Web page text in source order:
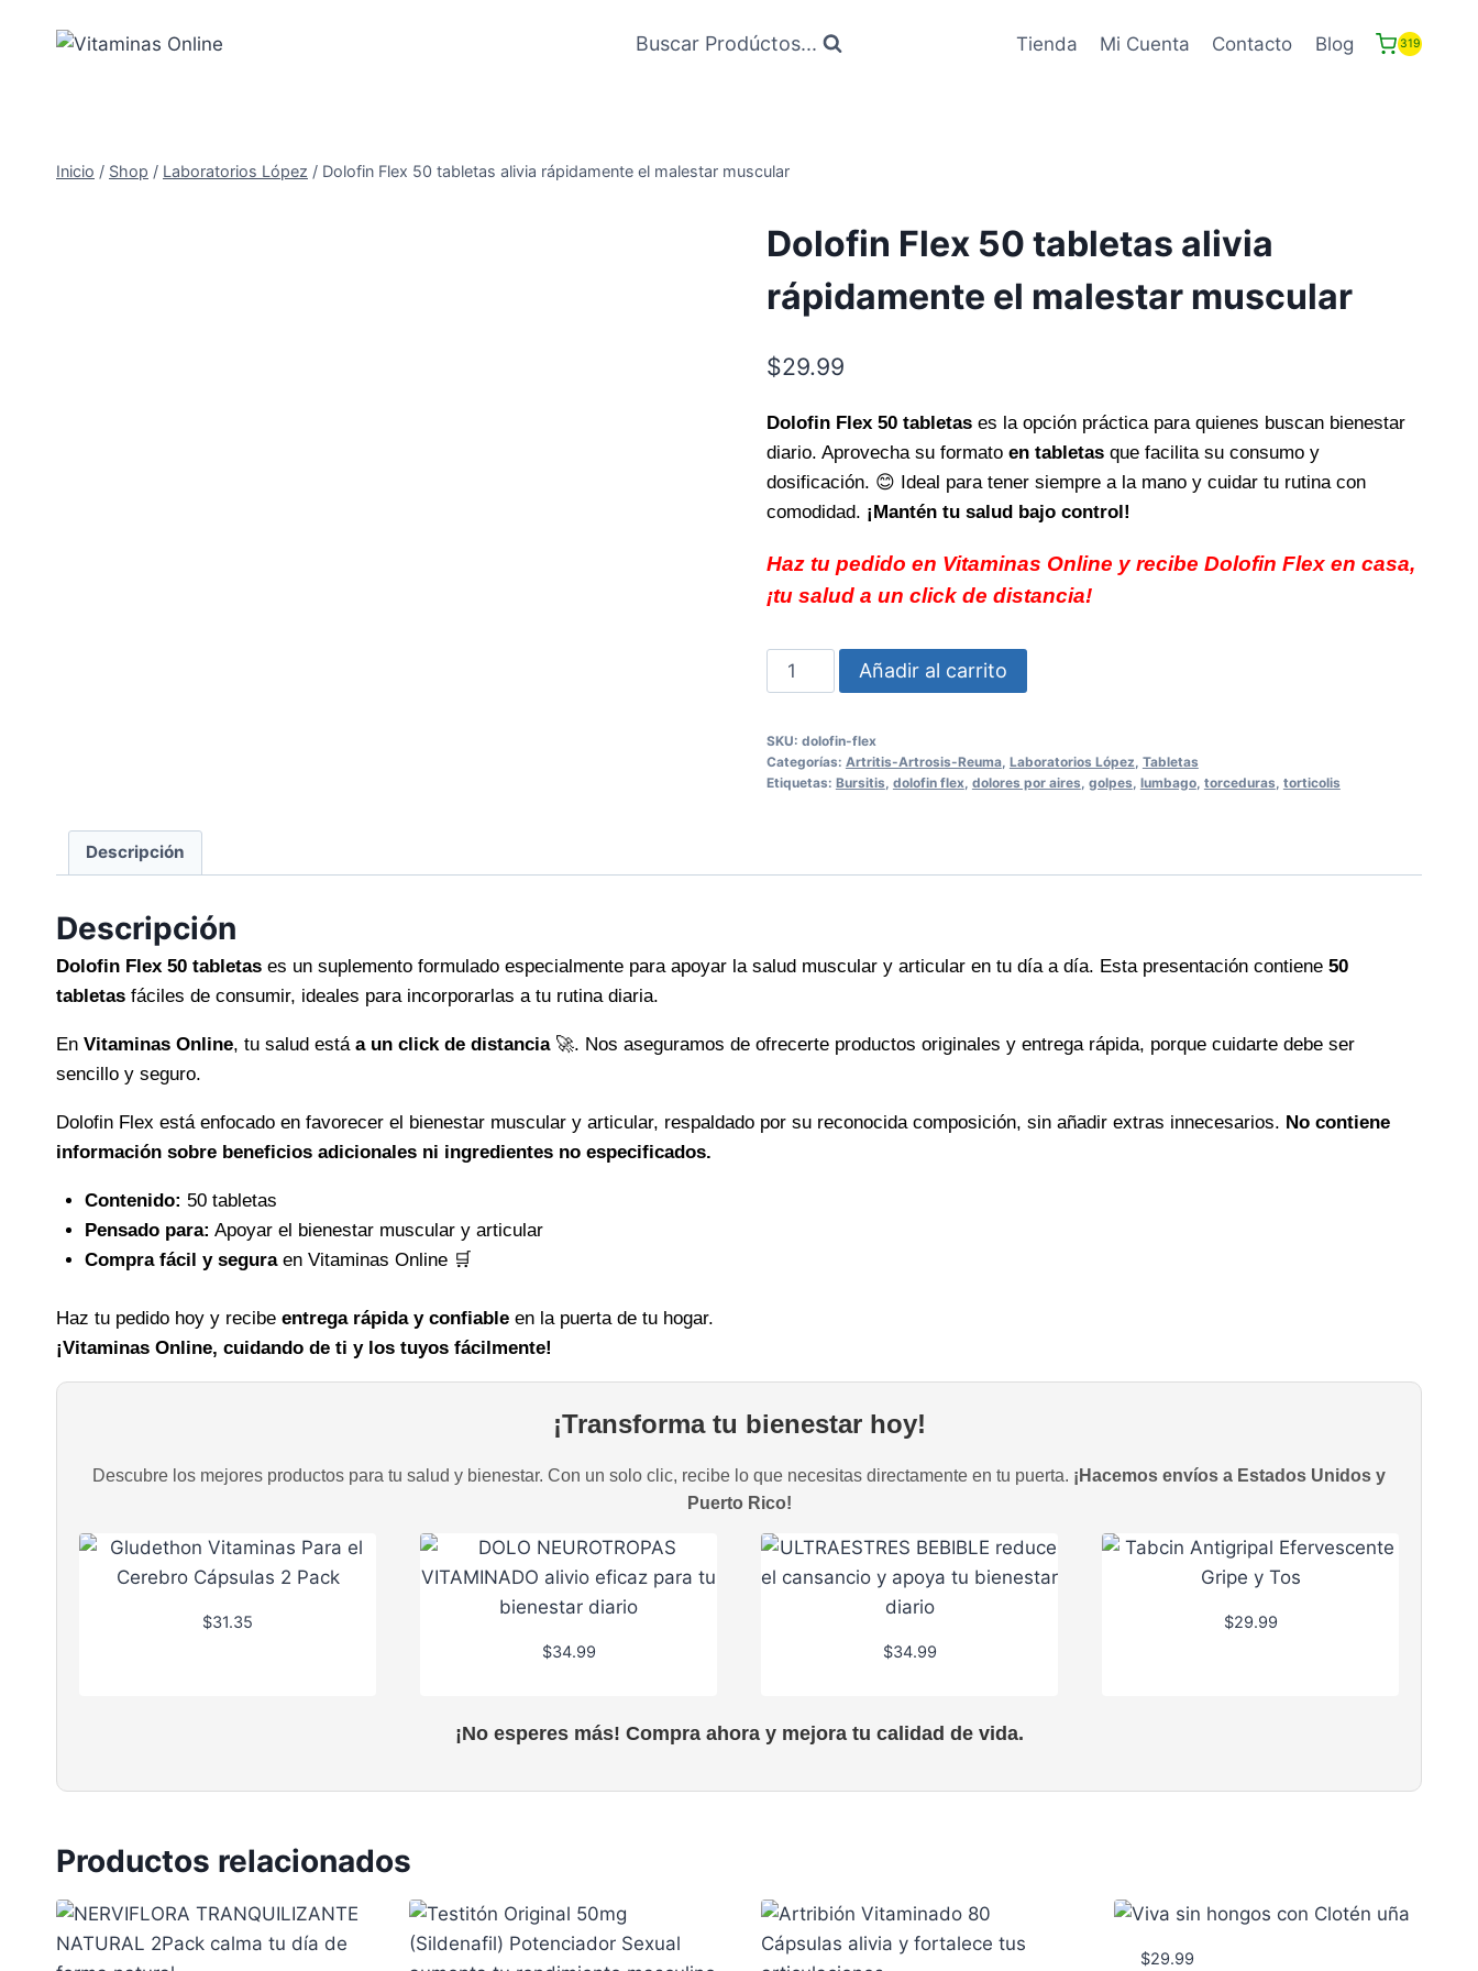
Buscar Prodúctos... Tienda Mi Cuenta Contacto Blog 319
Inicio / Shop / Laboratorios López / Dolofin Flex 50 tabletas alivia rápidamente el malestar muscular
Dolofin Flex 50 tabletas alivia
rápidamente el malestar muscular
$29.99
Dolofin Flex 50 tabletases la opción práctica para quienes buscan bienestar
diario. Aprovecha su formato en tabletasque facilita su consumo y
dosificación. 😊 Ideal para tener siempre a la mano y cuidar tu rutina con
comodidad. ¡Mantén tu salud bajo control!
Haz tu pedido en Vitaminas Online y recibe Dolofin Flex en casa,
¡tu salud a un click de distancia!
Dolofin
Flex
tabletas
alivia
malestar
Añadir al carrito
SKU: dolofin-flex
Categorías: Artritis-Artrosis-Reuma, Laboratorios López Tabletas
Etiquetas: Bursitis dolofin flex dolores por aires golpes lumbago, torceduras torticolis
Descripción
Descripción
Dolofin Flex 50 tabletas es un suplemento formulado especialmente para apoyar la salud muscular y articular en tu día a día. Esta presentación contiene 50
tabletas fáciles de consumir, ideales para incorporarlas a tu rutina diaria.
En Vitaminas Online, tu salud está a un click de distancia🚀. Nos aseguramos de ofrecerte productos originales y entrega rápida, porque cuidarte debe ser
sencillo y seguro.
Dolofin Flex está enfocado en favorecer el bienestar muscular y articular, respaldado por su reconocida composición, sin añadir extras innecesarios. No contiene
información sobre beneficios adicionales ni ingredientes no especificados.
Contenido: 50 tabletas
Pensado para: Apoyar el bienestar muscular y articular
Compra fácil y seguraen Vitaminas Online 🛒
Haz tu pedido hoy y recibe entrega rápida y confiable en la puerta de tu hogar.
¡Vitaminas Online, cuidando de ti y los tuyos fácilmente!
¡Transforma tu bienestar hoy!
Descubre los mejores productos para tu salud y bienestar. Con un solo clic, recibe lo que necesitas directamente en tu puerta. ¡Hacemos envíos a Estados Unidos y
Puerto Rico!
$31.35
$34.99 $34.99
$29.99
¡No esperes más! Compra ahora y mejora tu calidad de vida.
Productos relacionados
$29.99